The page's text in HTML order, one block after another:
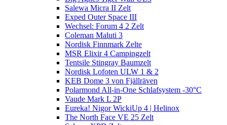
Salewa Micra II Zelt
Exped Outer Space III
Wechsel: Forum 4 2 Zelt
Coleman Maluti 3
Nordisk Finnmark Zelte
MSR Elixir 4 Campingzelt
Tentsile Stingray Baumzelt
Nordisk Lofoten ULW 1 & 2
KEB Dome 3 von Fjällräven
Polarmond All-in-One Schlafsystem -30°C
Vaude Mark L 2P
Eureka! Nigor WickiUp 4 | Helinox
The North Face VE 25 Zelt